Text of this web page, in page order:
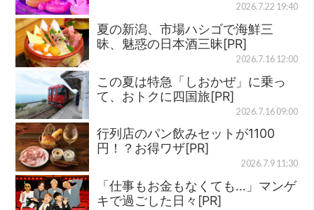
2026.7.22 19:40
夏の新潟、市場ハシゴで海鮮三
昧、魅惑の日本酒三昧[PR]
2026.7.16 12:00
この夏は特急「しおかぜ」に乗っ
て、おトクに四国旅[PR]
2026.7.16 09:00
行列店のパン飲みセットが1100
円！？お得ワザ[PR]
2026.7.9 11:30
「仕事もお金もなくても…」マンゲ
キで過ごした日々[PR]